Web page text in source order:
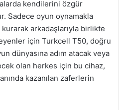
kendilerini özgür
Sadece oyun oynamakla
kurarak arkadaşlarıyla birlikte
için Turkcell T50, doğru
dünyasına adım atacak veya
olan herkes için bu cihaz,
kazanılan zaferlerin